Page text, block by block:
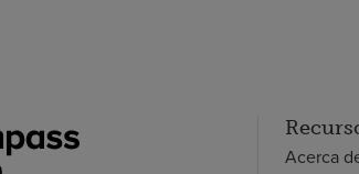
Acerca